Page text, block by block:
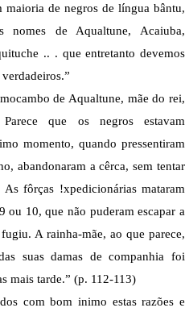
de negros de língua bântu,
nomes de Aqualtune, Acaiuba,
.. . que entretanto devemos
de Aqualtune, mãe do rei,
que os negros estavam
momento, quando pressentiram
abandonaram a cêrca, sem tentar
As fôrças !xpedicionárias mataram
ou 10, que não puderam escapar a
A rainha-mãe, ao que parece,
suas damas de companhia foi
mais tarde.” (p. 112-113)
com bom inimo estas razões e